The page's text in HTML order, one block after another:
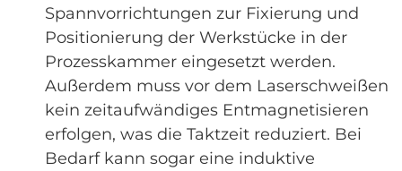
Spannvorrichtungen zur Fixierung und
Positionierung der Werkstücke in der
Prozesskammer eingesetzt werden.
Außerdem muss vor dem Laserschweißen
kein zeitaufwändiges Entmagnetisieren
erfolgen, was die Taktzeit reduziert. Bei
Bedarf kann sogar eine induktive